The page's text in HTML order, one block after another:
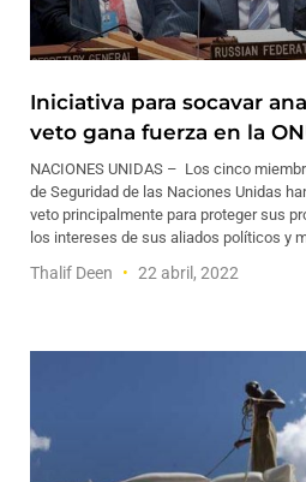
Iniciativa para socavar
veto gana fuerza en la
NACIONES UNIDAS – Los cinco
de Seguridad de las Naciones Unidas
veto principalmente para proteger sus
los intereses de sus aliados políticos y
Thalif Deen 22 abril, 2022